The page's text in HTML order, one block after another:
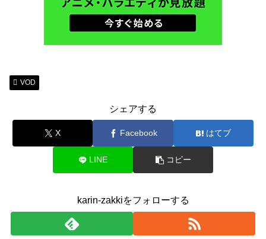
VOD
シェアする
X Facebook はてブ
LINE コピー
karin-zakkiをフォローする